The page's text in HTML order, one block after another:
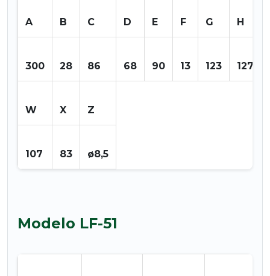
A B C D E F G H
300 28 86 68 90 13 123 127
W X Z
107 83 ø8,5
Modelo LF-51